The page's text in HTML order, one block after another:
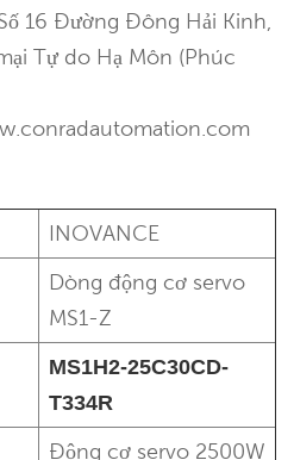
16 Đường Đông Hải Kinh,
Tự do Hạ Môn (Phúc
INOVANCE
Dòng động cơ servo
MS1-Z
MS1H2-25C30CD-
T334R
Động cơ servo 2500W